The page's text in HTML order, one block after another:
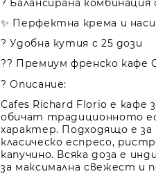
? Балансирана
✨ Перфектна крема и
? Удобна кутия с 25 дози
?? Премиум френско кафе
? Описание:
Cafes Richard Florio е кафе
обичат традиционното
характер. Подходящо е за
класическо еспресо,
капучино. Всяка доза е
за максимална свежест и